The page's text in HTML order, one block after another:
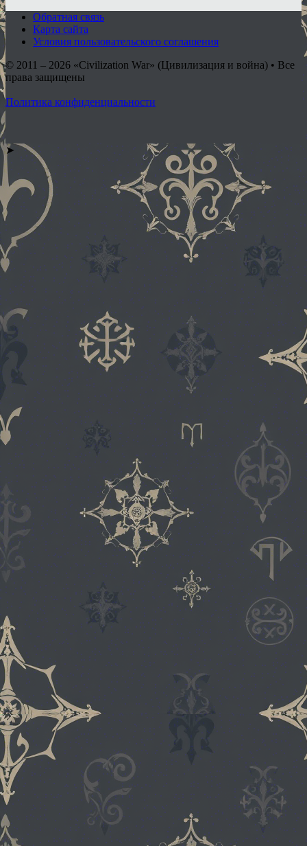
Обратная связь
Карта сайта
Условия пользовательского соглашения
© 2011 – 2026 «Civilization War» (Цивилизация и война) • Все
права защищены
Политика конфиденциальности
➤